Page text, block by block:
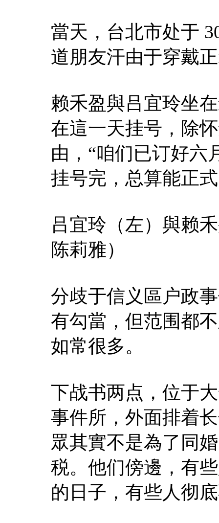
當天，台北市处于
道朋友汗由于穿戴
赖禾盈與吕宜玲坐
在這一天挂号，除
由，“咱们已订好六
挂号完，总算能正
吕宜玲（左）與赖
陈莉雅）
分歧于信义區户政
有勾當，但范围都
如常很多。
下战书两点，位于
事件所，外面排着
眾其實不是為了同
税。他们傍邊，有
的日子，有些人彻